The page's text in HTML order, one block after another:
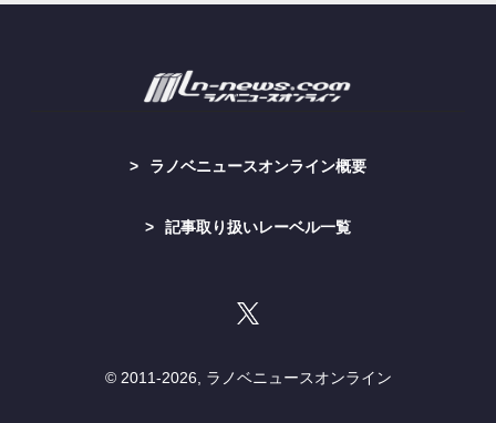
ラノベニュースオンライン概要
記事取り扱いレーベル一覧
© 2011-2026, ラノベニュースオンライン